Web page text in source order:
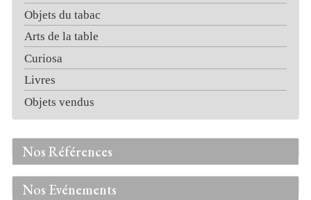
Objets du tabac
Arts de la table
Curiosa
Livres
Objets vendus
Nos Références
Nos Evénements